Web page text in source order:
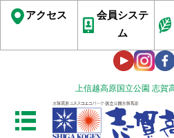
上信越高原国立公園 志賀
アクセス
会員システ
ム